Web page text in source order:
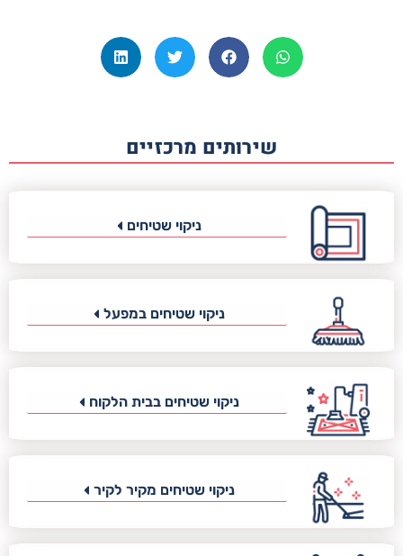
שירותים מרכזיים
ניקוי שטיחים
ניקוי שטיחים במפעל
ניקוי שטיחים בבית הלקוח
ניקוי שטיחים מקיר לקיר